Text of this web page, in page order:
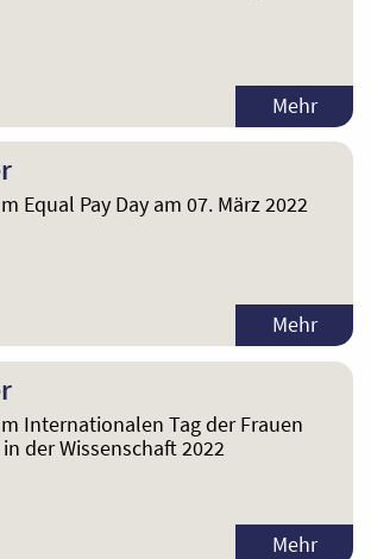
Mehr
Equal Pay Day am 07. März 2022
Mehr
Internationalen Tag der Frauen
der Wissenschaft 2022
Mehr